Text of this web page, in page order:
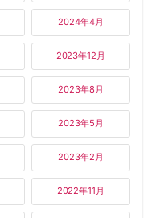
2024年4月
2023年12月
2023年8月
2023年5月
2023年2月
2022年11月